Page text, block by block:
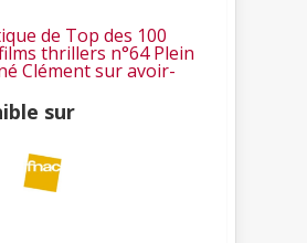
de Top des 100
thrillers n°64 Plein
Clément sur avoir-
sur